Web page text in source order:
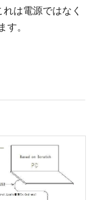
は電源ではなく
。